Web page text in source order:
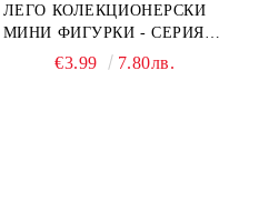
ЛЕГО КОЛЕКЦИОНЕРСКИ
МИНИ ФИГУРКИ - СЕРИЯ
СПАЙДЪР-МЕН: ПРЕЗ
€3.99 7.80лв.